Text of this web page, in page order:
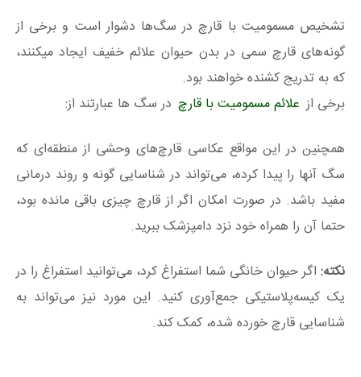
تشخیص مسمومیت با قارچ در سگ‌ها دشوار است و برخی از
گونه‌های قارچ سمی در بدن حیوان علائم خفیف ایجاد میکنند،
که به تدریج کشنده خواهند بود.
برخی از علائم مسمومیت با قارچ در سگ ها عبارتند از:
همچنین در این مواقع عکاسی قارچ‌های وحشی از منطقه‌ای که
سگ آنها را پیدا کرده، می‌تواند در شناسایی گونه و روند درمانی
مفید باشد. در صورت امکان اگر از قارچ چیزی باقی مانده بود،
حتما آن را همراه خود نزد دامپزشک ببرید.
نکته: اگر حیوان خانگی شما استفراغ کرد، می‌توانید استفراغ را در
یک کیسه‌پلاستیکی جمع‌آوری کنید. این مورد نیز می‌تواند به
شناسایی قارچ خورده شده، کمک کند.